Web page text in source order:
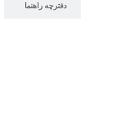
دفترچه راهنما